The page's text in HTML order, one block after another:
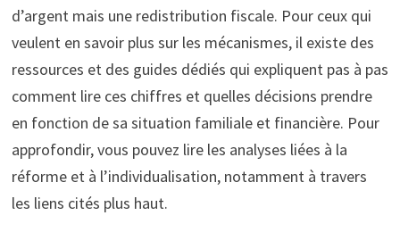
d’argent mais une redistribution fiscale. Pour ceux qui
veulent en savoir plus sur les mécanismes, il existe des
ressources et des guides dédiés qui expliquent pas à pas
comment lire ces chiffres et quelles décisions prendre
en fonction de sa situation familiale et financière. Pour
approfondir, vous pouvez lire les analyses liées à la
réforme et à l’individualisation, notamment à travers
les liens cités plus haut.